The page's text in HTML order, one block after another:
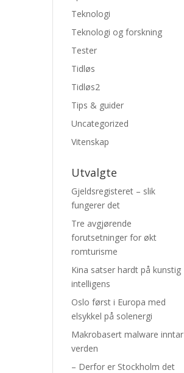
Teknologi
Teknologi og forskning
Tester
Tidløs
Tidløs2
Tips & guider
Uncategorized
Vitenskap
Utvalgte
Gjeldsregisteret – slik
fungerer det
Tre avgjørende
forutsetninger for økt
romturisme
Kina satser hardt på kunstig
intelligens
Oslo først i Europa med
elsykkel på solenergi
Makrobasert malware inntar
verden
– Derfor er Stockholm det